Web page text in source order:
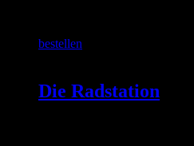
bestellen
Die Radstation